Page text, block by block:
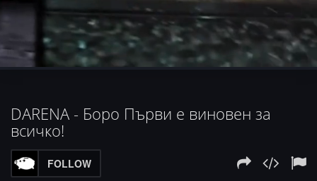
Unmute Loaded:
0%
Progress
0%
DARENA - Боро Първи е виновен за
всичко!
FOLLOW